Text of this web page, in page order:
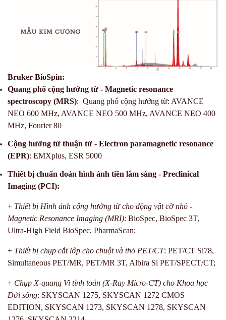
Bruker BioSpin:
Quang phổ cộng hưởng từ - Magnetic resonance
spectroscopy (MRS): Quang phổ cộng hưởng từ: AVANCE
NEO 600 MHz, AVANCE NEO 500 MHz, AVANCE NEO 400
MHz, Fourier 80
Cộng hưởng từ thuận từ - Electron paramagnetic resonance
(EPR): EMXplus, ESR 5000
Thiết bị chuẩn đoán hình ảnh tiền lâm sàng - Preclinical
Imaging (PCI):
+ Thiết bị Hình ảnh cộng hưởng từ cho động vật cỡ nhỏ -
Magnetic Resonance Imaging (MRI): BioSpec, BioSpec 3T,
Ultra-High Field BioSpec, PharmaScan;
+ Thiết bị chụp cắt lớp cho chuột và thỏ PET/CT: PET/CT Si78,
Simultaneous PET/MR, PET/MR 3T, Albira Si PET/SPECT/CT;
+ Chụp X-quang Vi tính toán (X-Ray Micro-CT) cho Khoa học
Đời sống: SKYSCAN 1275, SKYSCAN 1272 CMOS
EDITION, SKYSCAN 1273, SKYSCAN 1278, SKYSCAN